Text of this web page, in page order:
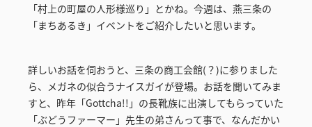
「村上の町屋の人形様巡り」とかね。今週は、燕三条の
「まちあるき」イベントをご紹介したいと思います。
詳しいお話を伺おうと、三条の商工会館(？)に参りました
ら、メガネの似合うナイスガイが登場。お話を聞いてみま
すと、昨年「Gottcha!!」の長靴族に出演してもらっていた
「ぶどうファーマー」先生の弟さんって事で、なんだかい